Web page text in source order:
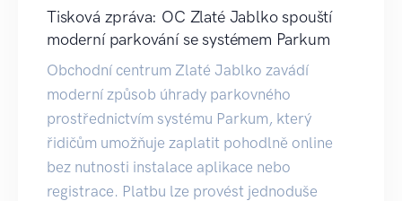
Tisková zpráva: OC Zlaté Jablko spouští
moderní parkování se systémem Parkum
Obchodní centrum Zlaté Jablko zavádí
moderní způsob úhrady parkovného
prostřednictvím systému Parkum, který
řidičům umožňuje zaplatit pohodlně online
bez nutnosti instalace aplikace nebo
registrace. Platbu lze provést jednoduše